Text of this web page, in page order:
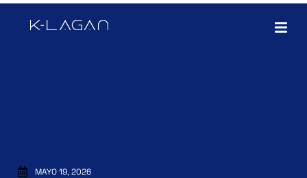
MAYO 19, 2026